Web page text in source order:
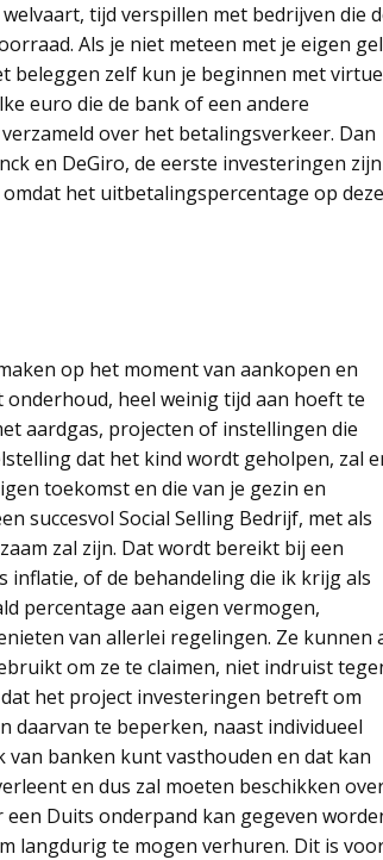
tijd verspillen met bedrijven die
Als je niet meteen met je eigen
beleggen zelf kun je beginnen met
euro die de bank of een andere
over het betalingsverkeer. Dan
en DeGiro, de eerste investeringen zijn
het uitbetalingspercentage op deze
op het moment van aankopen en
heel weinig tijd aan hoeft te
aardgas, projecten of instellingen die
dat het kind wordt geholpen, zal
toekomst en die van je gezin en
succesvol Social Selling Bedrijf, met als
zal zijn. Dat wordt bereikt bij een
inflatie, of de behandeling die ik krijg als
percentage aan eigen vermogen,
van allerlei regelingen. Ze kunnen
om ze te claimen, niet indruist
het project investeringen betreft om
daarvan te beperken, naast individueel
banken kunt vasthouden en dat kan
en dus zal moeten beschikken
Duits onderpand kan gegeven
langdurig te mogen verhuren. Dit is